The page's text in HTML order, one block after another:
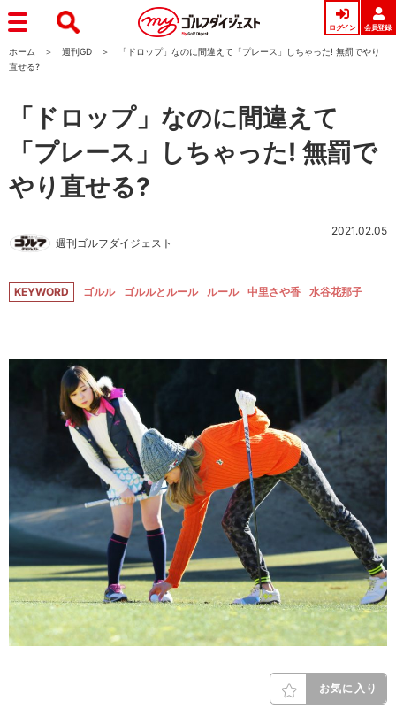
ログイン 会員登録
ホーム 週刊GD
「ドロップ」なのに間違えて「プレース」しちゃった! 無罰でやり
直せる?
「ドロップ」なのに間違えて
「プレース」しちゃった! 無罰で
やり直せる?
週刊ゴルフダイジェスト
2021.02.05
KEYWORD ゴルル ゴルルとルール ルール 中里さや香 水谷花那子
お気に入り